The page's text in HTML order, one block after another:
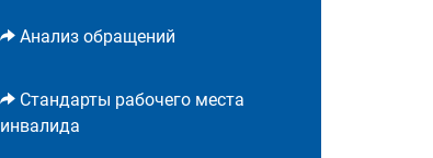
Анализ обращений
Стандарты рабочего места
инвалида